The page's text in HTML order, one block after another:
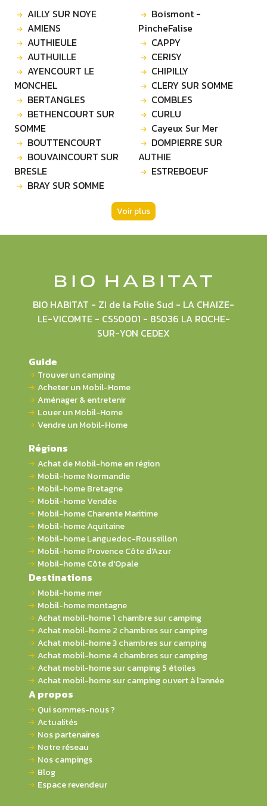
AILLY SUR NOYE
AMIENS
AUTHIEULE
AUTHUILLE
AYENCOURT LE
MONCHEL
BERTANGLES
BETHENCOURT SUR
SOMME
BOUTTENCOURT
BOUVAINCOURT SUR
BRESLE
BRAY SUR SOMME
Boismont -
PincheFalise
CAPPY
CERISY
CHIPILLY
CLERY SUR SOMME
COMBLES
CURLU
Cayeux Sur Mer
DOMPIERRE SUR
AUTHIE
ESTREBOEUF
Voir plus
BIO HABITAT - ZI de la Folie Sud - LA CHAIZE-
LE-VICOMTE - CS50001 - 85036 LA ROCHE-
SUR-YON CEDEX
Guide
Trouver un camping
Acheter un Mobil-Home
Aménager & entretenir
Louer un Mobil-Home
Vendre un Mobil-Home
Régions
Achat de Mobil-home en région
Mobil-home Normandie
Mobil-home Bretagne
Mobil-home Vendée
Mobil-home Charente Maritime
Mobil-home Aquitaine
Mobil-home Languedoc-Roussillon
Mobil-home Provence Côte d'Azur
Mobil-home Côte d'Opale
Destinations
Mobil-home mer
Mobil-home montagne
Achat mobil-home 1 chambre sur camping
Achat mobil-home 2 chambres sur camping
Achat mobil-home 3 chambres sur camping
Achat mobil-home 4 chambres sur camping
Achat mobil-home sur camping 5 étoiles
Achat mobil-home sur camping ouvert à l'année
A propos
Qui sommes-nous ?
Actualités
Nos partenaires
Notre réseau
Nos campings
Blog
Espace revendeur